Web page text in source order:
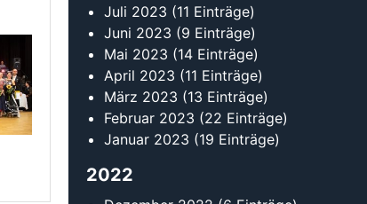
September 2022(18 Einträge)
August 2022 (15 Einträge)
Juli 2022 (15 Einträge)
Juni 2022(11 Einträge)
Mai 2022(18 Einträge)
April 2022(15 Einträge)
März 2022(15 Einträge)
Januar 2022